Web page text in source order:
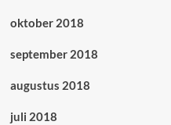
oktober 2018
september 2018
augustus 2018
juli 2018